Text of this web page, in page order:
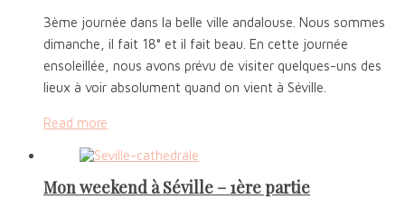
3ème journée dans la belle ville andalouse. Nous sommes
dimanche, il fait 18° et il fait beau. En cette journée
ensoleillée, nous avons prévu de visiter quelques-uns des
lieux à voir absolument quand on vient à Séville.
Read more
Mon weekend à Séville – 1ère partie